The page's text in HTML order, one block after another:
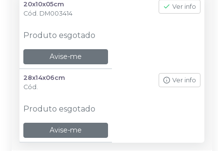
20x10x05cm
Cód. DM003414
Ver info
Produto esgotado
Avise-me
28x14x06cm
Cód.
Ver info
Produto esgotado
Avise-me